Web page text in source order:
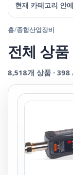
현재 카테고리 안
홈/종합산업장비
전체 상품
8,518개 상품 · 398